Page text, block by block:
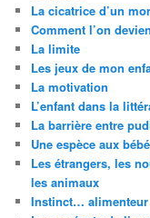
La cicatrice d’un
Comment l’on
La limite
Les jeux de mon
La motivation
L’enfant dans la
La barrière entre
Une espèce aux
Les étrangers, les
les animaux
Instinct… alimenteur